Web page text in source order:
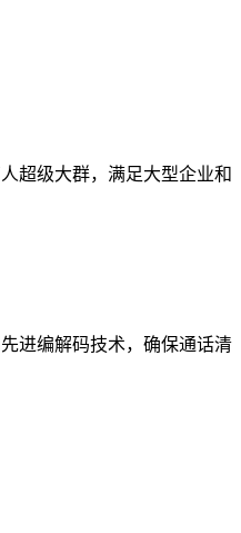
超级大群，满足大型企业和
进编解码技术，确保通话清